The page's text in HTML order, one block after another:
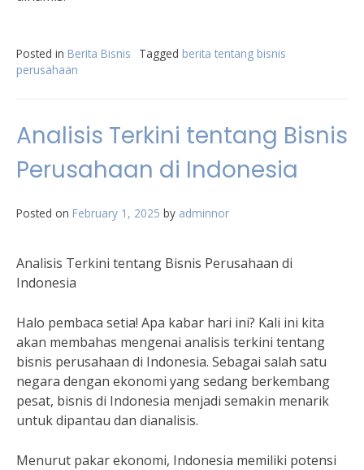
Posted in Berita Bisnis Tagged berita tentang bisnis
perusahaan
Analisis Terkini tentang Bisnis
Perusahaan di Indonesia
Posted on February 1, 2025 by adminnor
Analisis Terkini tentang Bisnis Perusahaan di
Indonesia
Halo pembaca setia! Apa kabar hari ini? Kali ini kita
akan membahas mengenai analisis terkini tentang
bisnis perusahaan di Indonesia. Sebagai salah satu
negara dengan ekonomi yang sedang berkembang
pesat, bisnis di Indonesia menjadi semakin menarik
untuk dipantau dan dianalisis.
Menurut pakar ekonomi, Indonesia memiliki potensi